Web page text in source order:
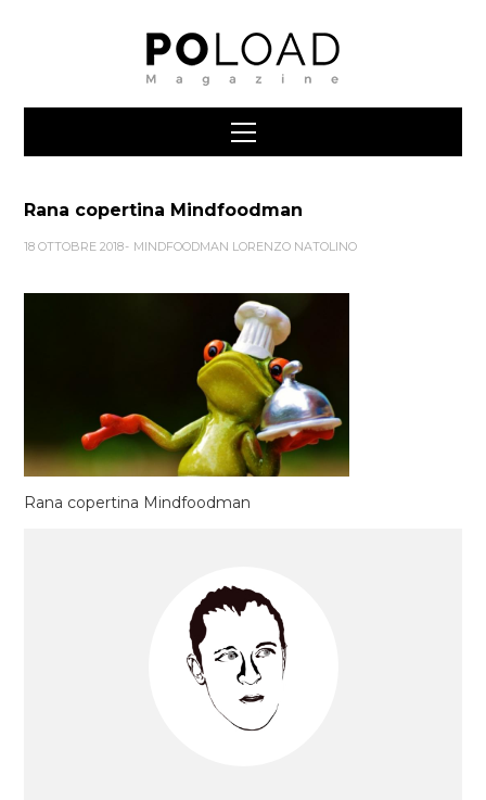
Rana copertina Mindfoodman
18 OTTOBRE 2018 MINDFOODMAN LORENZO NATOLINO
Rana copertina Mindfoodman